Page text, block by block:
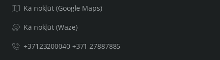
Kā nokļūt (Google Maps)
Kā nokļūt (Waze)
+37123200040 +371 27887885